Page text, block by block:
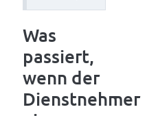
Was
passiert,
wenn der
Dienstnehmer